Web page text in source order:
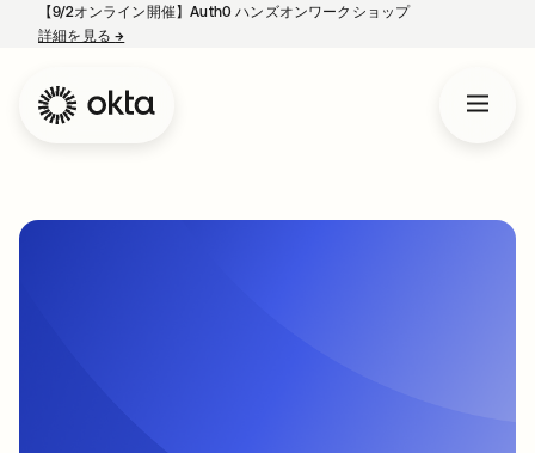
【9/2オンライン開催】Auth0 ハンズオンワークショップ
詳細を見る→